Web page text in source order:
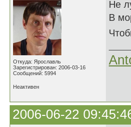
Откуда: Ярославль
Зарегистрирован: 2006-03-16
Сообщений: 5994
Не
В
Неактивен
2006-06-22